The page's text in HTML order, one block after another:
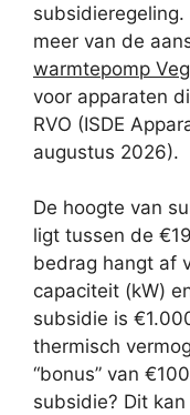
meer van de
warmtepomp
voor apparaten
RVO (ISDE
augustus 2026).
De hoogte van
ligt tussen de
bedrag hangt af
capaciteit (kW)
subsidie is
thermisch
“bonus” van
subsidie? Dit